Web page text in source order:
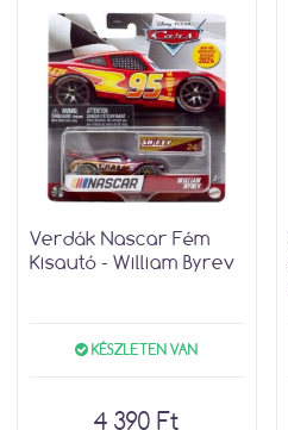
Verdák Nascar Fém
Kisautó - William Byrev
KÉSZLETEN VAN
4 390 Ft